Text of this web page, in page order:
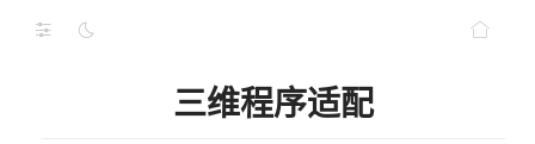
三维程序适配